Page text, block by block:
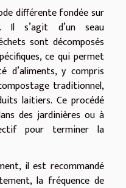
différente fondée sur
Il s’agit d’un seau
sont décomposés
ce qui permet
d’aliments, y compris
traditionnel,
laitiers. Ce procédé
des jardinières ou à
pour terminer la
il est recommandé
la fréquence de